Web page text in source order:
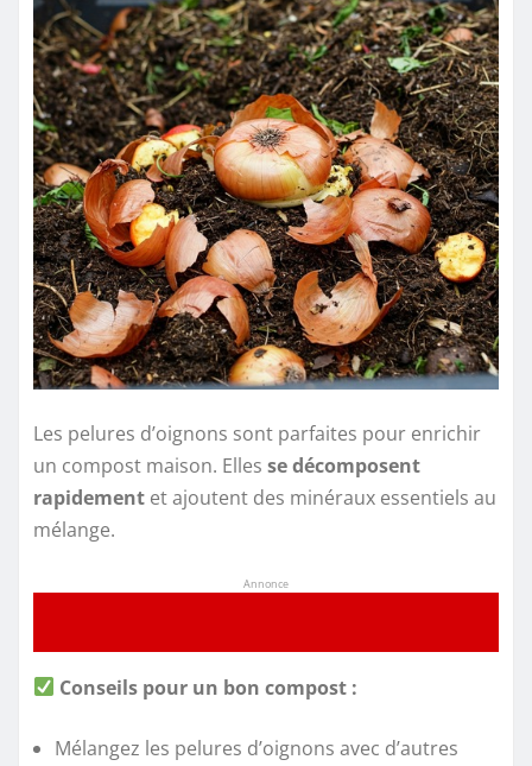
Les pelures d’oignons sont parfaites pour enrichir
un compost maison. Elles se décomposent
rapidement et ajoutent des minéraux essentiels au
mélange.
Annonce
Conseils pour un bon compost :
Mélangez les pelures d’oignons avec d’autres